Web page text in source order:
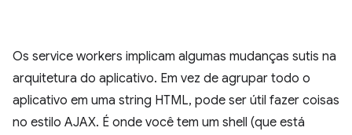
Os service workers implicam algumas mudanças sutis na
arquitetura do aplicativo. Em vez de agrupar todo o
aplicativo em uma string HTML, pode ser útil fazer coisas
no estilo AJAX. É onde você tem um shell (que está